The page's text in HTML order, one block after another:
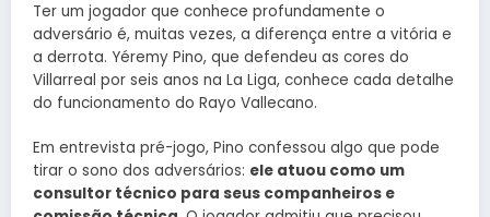
Ter um jogador que conhece profundamente o
adversário é, muitas vezes, a diferença entre a vitória e
a derrota. Yéremy Pino, que defendeu as cores do
Villarreal por seis anos na La Liga, conhece cada detalhe
do funcionamento do Rayo Vallecano.
Em entrevista pré-jogo, Pino confessou algo que pode
tirar o sono dos adversários: ele atuou como um
consultor técnico para seus companheiros e